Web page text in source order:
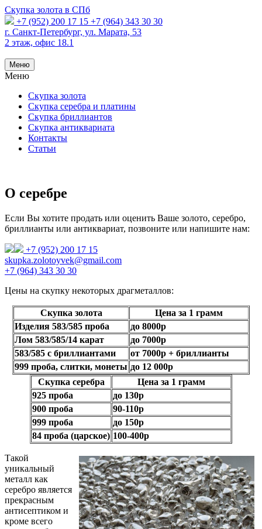
Скупка золота в СПб
+7 (952) 200 17 15 +7 (964) 343 30 30
г. Санкт-Петербург, ул. Марата, 53
2 этаж, офис 18.1
Меню
Меню
Скупка золота
Скупка серебра и платины
Скупка бриллиантов
Скупка антиквариата
Контакты
Статьи
О серебре
Если Вы хотите продать или оценить Ваше золото, серебро,
бриллианты или антиквариат, позвоните или напишите нам:
+7 (952) 200 17 15
skupka.zolotoyvek@gmail.com
+7 (964) 343 30 30
Цены на скупку некоторых драгметаллов:
Скупка золота
Цена за 1 грамм
Изделия 583/585 проба
до 8000р
Лом 583/585/14 карат
до 7000р
583/585 с бриллиантами
от 7000р + бриллианты
999 проба, слитки, монеты до 12 000р
Скупка серебра
Цена за 1 грамм
925 проба
до 130р
900 проба
90-110р
999 проба
до 150р
84 проба (царское) 100-400р
Такой
уникальный
металл как
серебро является
прекрасным
антисептиком и
кроме всего